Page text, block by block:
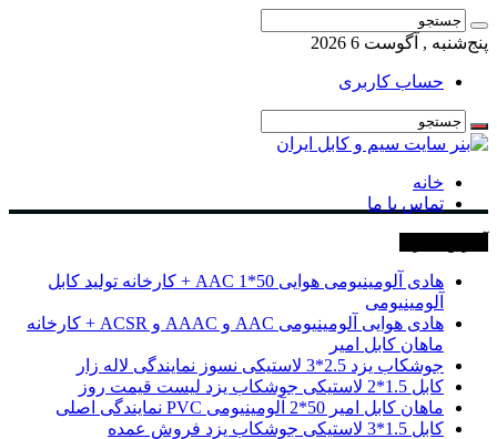
پنج‌شنبه , آگوست 6 2026
حساب کاربری
خانه
تماس با ما
هادی آلومینیومی هوایی 50*1 AAC + کارخانه تولید کابل
آلومینیومی
هادی هوایی آلومینیومی AAC و AAAC و ACSR + کارخانه
ماهان کابل امیر
جوشکاب یزد 2.5*3 لاستیکی نسوز نمایندگی لاله زار
کابل 1.5*2 لاستیکی جوشکاب یزد لیست قیمت روز
ماهان کابل امیر 50*2 آلومینیومی PVC نمایندگی اصلی
کابل 1.5*3 لاستیکی جوشکاب یزد فروش عمده